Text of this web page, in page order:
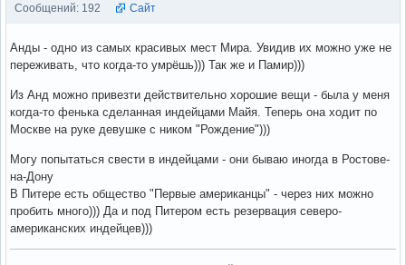
Сообщений: 192
Сайт
Анды - одно из самых красивых мест Мира. Увидив их можно уже не
переживать, что когда-то умрёшь))) Так же и Памир)))
Из Анд можно привезти действительно хорошие вещи - была у меня
когда-то фенька сделанная индейцами Майя. Теперь она ходит по
Москве на руке девушке с ником "Рождение")))
Могу попытаться свести в индейцами - они бываю иногда в Ростове-
на-Дону
В Питере есть общество "Первые американцы" - через них можно
пробить много))) Да и под Питером есть резервация северо-
американских индейцев)))